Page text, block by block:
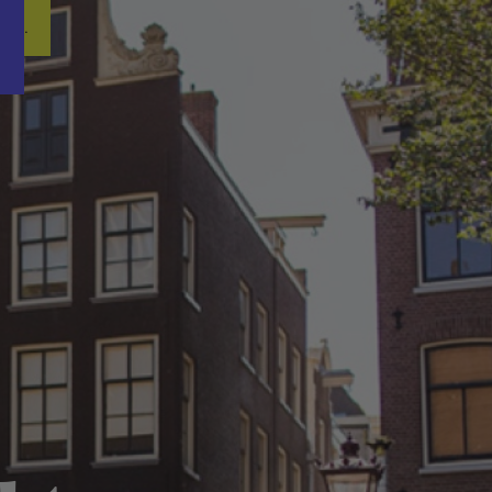
Word nu gratis en geheel vrijblijvend lid van ons Vacature Via